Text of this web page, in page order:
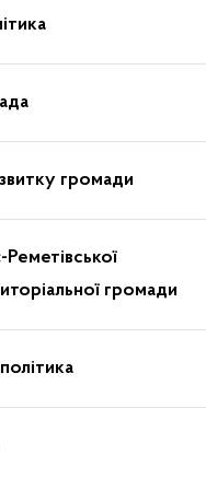
громади
громади